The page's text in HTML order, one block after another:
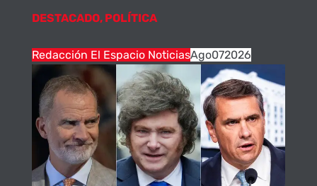
DESTACADO, POLÍTICA
Redacción El Espacio NoticiasAgo072026